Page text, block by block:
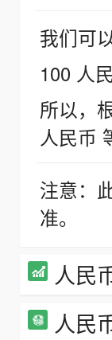
我们可
100 人
所以，
人民币
注意：
准。
人民
人民